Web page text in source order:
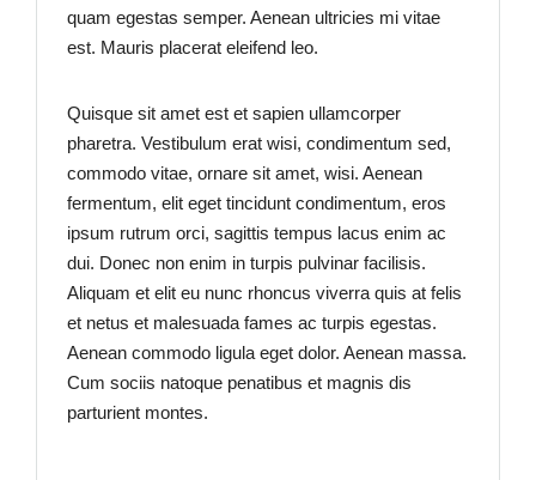
quam egestas semper. Aenean ultricies mi vitae
est. Mauris placerat eleifend leo.
Quisque sit amet est et sapien ullamcorper
pharetra. Vestibulum erat wisi, condimentum sed,
commodo vitae, ornare sit amet, wisi. Aenean
fermentum, elit eget tincidunt condimentum, eros
ipsum rutrum orci, sagittis tempus lacus enim ac
dui. Donec non enim in turpis pulvinar facilisis.
Aliquam et elit eu nunc rhoncus viverra quis at felis
et netus et malesuada fames ac turpis egestas.
Aenean commodo ligula eget dolor. Aenean massa.
Cum sociis natoque penatibus et magnis dis
parturient montes.